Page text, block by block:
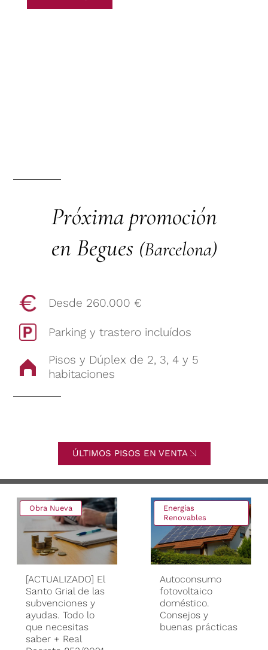
Próxima promoción
en Begues (Barcelona)
Desde 260.000 €
Parking y trastero incluídos
Pisos y Dúplex de 2, 3, 4 y 5
habitaciones
ÚLTIMOS PISOS EN VENTA
Obra Nueva
[ACTUALIZADO] El
Santo Grial de las
subvenciones y
ayudas. Todo lo
que necesitas
saber + Real
Energías
Renovables
Autoconsumo
fotovoltaico
doméstico.
Consejos y
buenas prácticas